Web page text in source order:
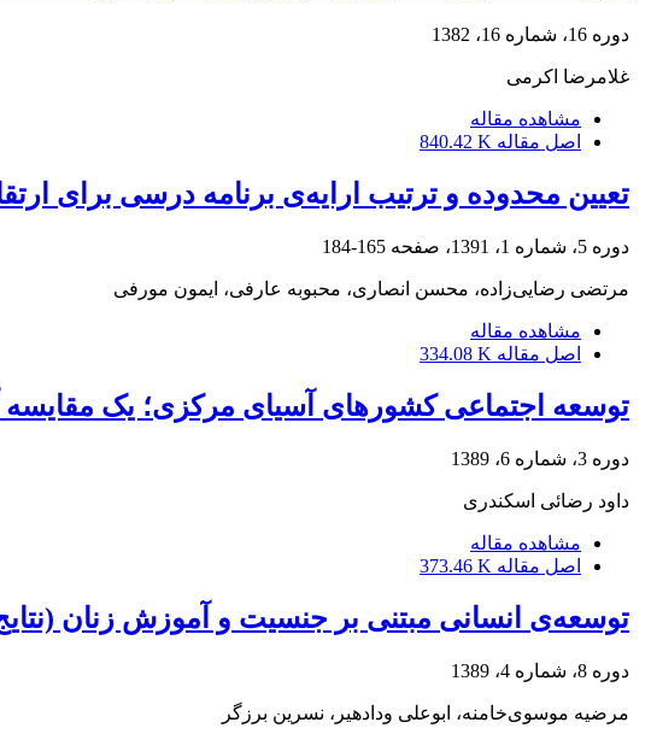
دوره 16، شماره 16، 1382
غلامرضا اکرمی
مشاهده مقاله
اصل مقاله 840.42 K
تعیین محدوده و ترتیب ارایه‌ی برنامه درسی برای
دوره 5، شماره 1، 1391، صفحه 165-184
مرتضی رضایی‌زاده، محسن انصاری، محبوبه عارفی، ایمون مورفی
مشاهده مقاله
اصل مقاله 334.08 K
توسعه اجتماعی کشورهای آسیای مرکزی؛ یک مقایسه
دوره 3، شماره 6، 1389
داود رضائی اسکندری
مشاهده مقاله
اصل مقاله 373.46 K
توسعه‌ی انسانی مبتنی بر جنسیت و آموزش زنان
دوره 8، شماره 4، 1389
مرضیه موسوی‌خامنه، ابوعلی ودادهیر، نسرین برزگر